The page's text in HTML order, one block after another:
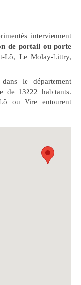
interviennent
de portail ou porte
Lô, Le Molay-Littry,
le département
de 13222 habitants.
ou Vire entourent